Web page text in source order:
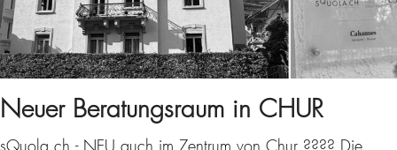
Neuer Beratungsraum in CHUR